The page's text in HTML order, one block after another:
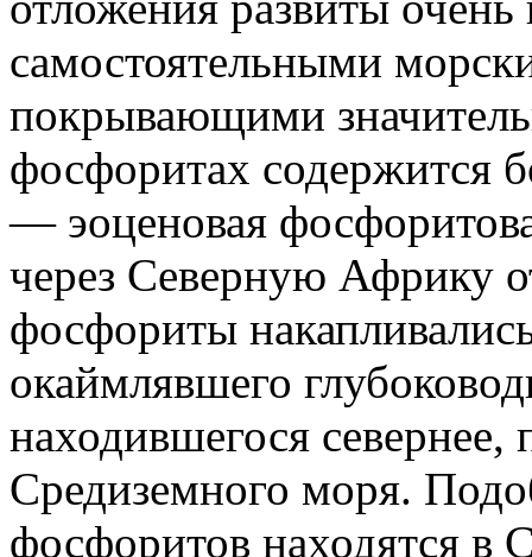
самостоятельными
покрывающими
фосфоритах содержится
— эоценовая
через Северную Африку
фосфориты
окаймлявшего
находившегося
Средиземного моря.
фосфоритов находятся в